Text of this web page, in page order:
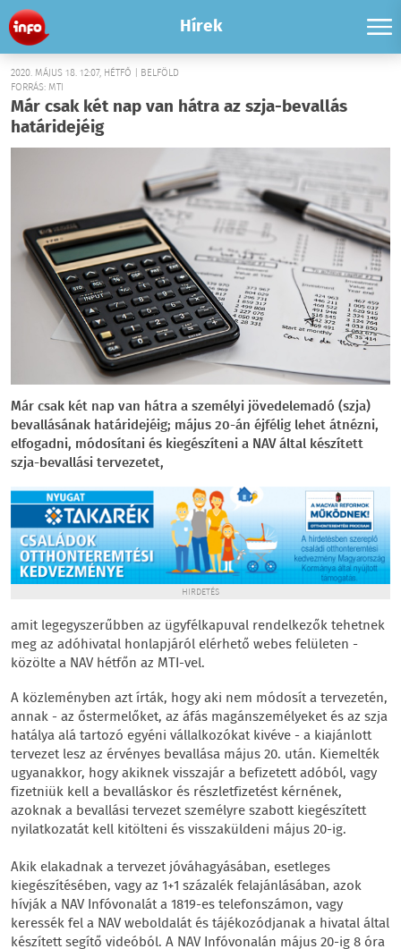
Hírek
2020. MÁJUS 18. 12:07, HÉTFŐ | BELFÖLD
FORRÁS: MTI
Már csak két nap van hátra az szja-bevallás
határidejéig
Már csak két nap van hátra a személyi jövedelemadó (szja)
bevallásának határidejéig; május 20-án éjfélig lehet átnézni,
elfogadni, módosítani és kiegészíteni a NAV által készített
szja-bevallási tervezetet,
HIRDETÉS
amit legegyszerűbben az ügyfélkapuval rendelkezők tehetnek
meg az adóhivatal honlapjáról elérhető webes felületen -
közölte a NAV hétfőn az MTI-vel.
A közleményben azt írták, hogy aki nem módosít a tervezetén,
annak - az őstermelőket, az áfás magánszemélyeket és az szja
hatálya alá tartozó egyéni vállalkozókat kivéve - a kiajánlott
tervezet lesz az érvényes bevallása május 20. után. Kiemelték
ugyanakkor, hogy akiknek visszajár a befizetett adóból, vagy
fizetniük kell a bevalláskor és részletfizetést kérnének,
azoknak a bevallási tervezet személyre szabott kiegészített
nyilatkozatát kell kitölteni és visszaküldeni május 20-ig.
Akik elakadnak a tervezet jóváhagyásában, esetleges
kiegészítésében, vagy az 1+1 százalék felajánlásában, azok
hívják a NAV Infóvonalát a 1819-es telefonszámon, vagy
keressék fel a NAV weboldalát és tájékozódjanak a hivatal által
készített segítő videóból. A NAV Infóvonalán május 20-ig 8 óra